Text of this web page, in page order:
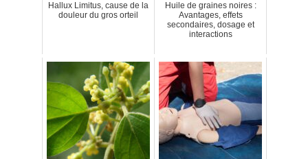
Hallux Limitus, cause de la
douleur du gros orteil
Huile de graines noires :
Avantages, effets
secondaires, dosage et
interactions